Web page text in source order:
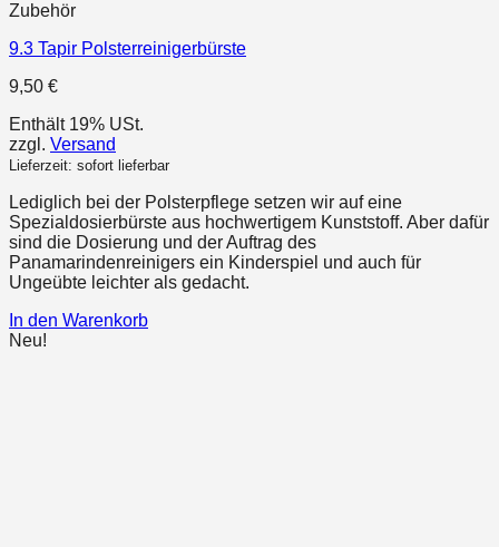
Zubehör
9.3 Tapir Polsterreinigerbürste
9,50 €
Enthält 19% USt.
zzgl. Versand
Lieferzeit: sofort lieferbar
Lediglich bei der Polsterpflege setzen wir auf eine
Spezialdosierbürste aus hochwertigem Kunststoff. Aber dafür
sind die Dosierung und der Auftrag des
Panamarindenreinigers ein Kinderspiel und auch für
Ungeübte leichter als gedacht.
In den Warenkorb
Neu!